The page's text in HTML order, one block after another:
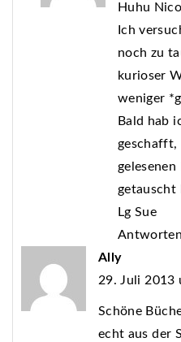
Huhu
Ich
noch zu
kurioser
weniger
Bald hab
geschafft,
gelesenen
getauscht
Lg Sue
Antworten
Ally
29. Juli 2013
Schöne
echt aus der